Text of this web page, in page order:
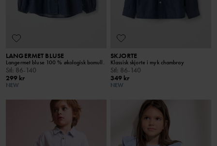
LANGERMET BLUSE
Langermet bluse 100 % økologisk bomull.
Stl : 86-140
299 kr
NEW
SKJORTE
Klassisk skjorte i myk chambray
Stl : 86-140
349 kr
NEW